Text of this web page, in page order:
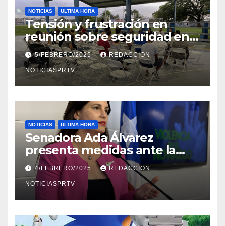
NOTICIAS ULTIMA HORA
Tensión y frustración en
reunión sobre seguridad en
Reparto Metropolitano
5/FEBRERO/2025 REDACCION
NOTICIASPRTV
NOTICIAS ULTIMA HORA
Senadora Ada Álvarez
presenta medidas ante la
violencia en el noviazgo
4/FEBRERO/2025 REDACCION
NOTICIASPRTV